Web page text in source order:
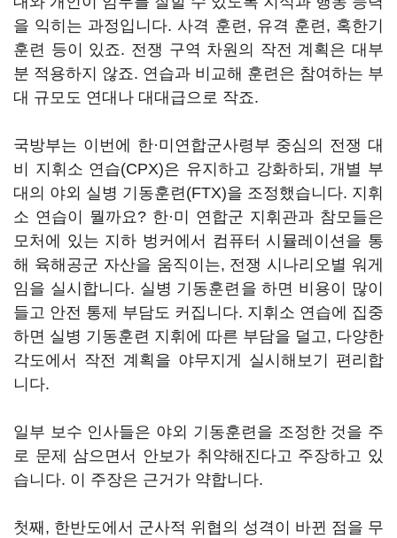
을 익히는 과정입니다. 사격 훈련, 유격 훈련, 혹한기
훈련 등이 있죠. 전쟁 구역 차원의 작전 계획은 대부
분 적용하지 않죠. 연습과 비교해 훈련은 참여하는 부
대 규모도 연대나 대대급으로 작죠.
국방부는 이번에 한·미연합군사령부 중심의 전쟁 대
비 지휘소 연습(CPX)은 유지하고 강화하되, 개별 부
대의 야외 실병 기동훈련(FTX)을 조정했습니다. 지휘
소 연습이 뭘까요? 한·미 연합군 지휘관과 참모들은
모처에 있는 지하 벙커에서 컴퓨터 시뮬레이션을 통
해 육해공군 자산을 움직이는, 전쟁 시나리오별 워게
임을 실시합니다. 실병 기동훈련을 하면 비용이 많이
들고 안전 통제 부담도 커집니다. 지휘소 연습에 집중
하면 실병 기동훈련 지휘에 따른 부담을 덜고, 다양한
각도에서 작전 계획을 야무지게 실시해보기 편리합
니다.
일부 보수 인사들은 야외 기동훈련을 조정한 것을 주
로 문제 삼으면서 안보가 취약해진다고 주장하고 있
습니다. 이 주장은 근거가 약합니다.
첫째, 한반도에서 군사적 위협의 성격이 바뀐 점을 무